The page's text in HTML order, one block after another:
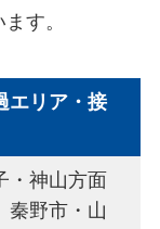
す。
エリア・接
・神山方面
秦野市・山